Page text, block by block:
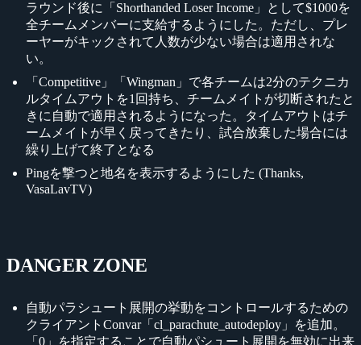
ラウンド後に「Shorthanded Loser Income」として$1000を
全チームメンバーに支給するようにした。ただし、プレ
ーヤーがキックされて人数が少ない場合は適用されな
い。
「Competitive」「Wingman」で各チームは2分のテクニカ
ルタイムアウトを1回持ち、チームメイトが切断されたと
きに自動で適用されるようになった。タイムアウトはチ
ームメイトが早く戻ってきたり、試合放棄した場合には
繰り上げて終了となる
Pingを撃つと地名を表示するようにした (Thanks,
VasaLavTV)
DANGER ZONE
自動パラシュート展開の挙動をコントロールするための
クライアントConvar「cl_parachute_autodeploy」を追加。
「0」を指定することで自動パシュート展開を無効に出来